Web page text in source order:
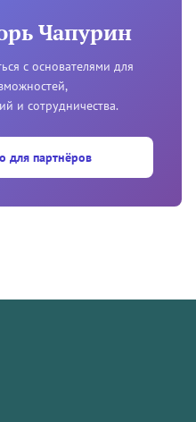
Чапурин
с основателями для
и сотрудничества.
для партнёров